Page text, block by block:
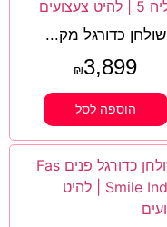
שולחן כדורגל מק...
₪3,899
הוספה לסל